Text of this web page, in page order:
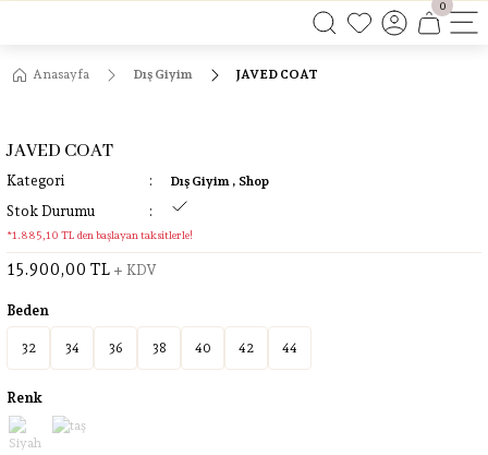
ÜCRETSİZ KARGO
0
Anasayfa Dış Giyim JAVED COAT
JAVED COAT
Kategori Dış Giyim , Shop
Stok Durumu
*1.885,10 TL den başlayan taksitlerle!
15.900,00 TL + KDV
Beden
32 34 36 38 40 42 44
Renk